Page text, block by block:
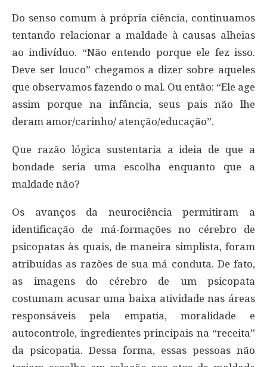
Do senso comum à própria ciência, continuamos
tentando relacionar a maldade à causas alheias
ao indivíduo. “Não entendo porque ele fez isso.
Deve ser louco” chegamos a dizer sobre aqueles
que observamos fazendo o mal. Ou então: “Ele age
assim porque na infância, seus pais não lhe
deram amor/carinho/ atenção/educação”.
Que razão lógica sustentaria a ideia de que a
bondade seria uma escolha enquanto que a
maldade não?
Os avanços da neurociência permitiram a
identificação de má-formações no cérebro de
psicopatas às quais, de maneira simplista, foram
atribuídas as razões de sua má conduta. De fato,
as imagens do cérebro de um psicopata
costumam acusar uma baixa atividade nas áreas
responsáveis pela empatia, moralidade e
autocontrole, ingredientes principais na “receita”
da psicopatia. Dessa forma, essas pessoas não